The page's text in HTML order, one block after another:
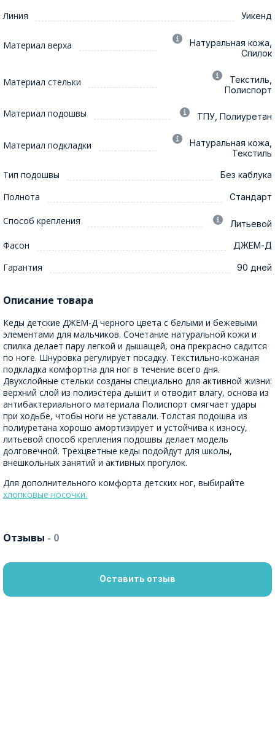
Линия Уикенд
Материал верха
Натуральная кожа,
Спилок
Материал стельки
Текстиль,
Полиспорт
Материал подошвы ТПУ, Полиуретан
Материал подкладки
Натуральная кожа,
Текстиль
Тип подошвы Без каблука
Полнота Стандарт
Способ крепления Литьевой
Фасон ДЖЕМ-Д
Гарантия 90 дней
Описание товара
Кеды детские ДЖЕМ-Д черного цвета с белыми и бежевыми
элементами для мальчиков. Сочетание натуральной кожи и
спилка делает пару легкой и дышащей, она прекрасно садится
по ноге. Шнуровка регулирует посадку. Текстильно-кожаная
подкладка комфортна для ног в течение всего дня.
Двухслойные стельки созданы специально для активной жизни:
верхний слой из полиэстера дышит и отводит влагу, основа из
антибактериального материала Полиспорт смягчает удары
при ходьбе, чтобы ноги не уставали. Толстая подошва из
полиуретана хорошо амортизирует и устойчива к износу,
литьевой способ крепления подошвы делает модель
долговечной. Трехцветные кеды подойдут для школы,
внешкольных занятий и активных прогулок.
Для дополнительного комфорта детских ног, выбирайте
хлопковые носочки.
Отзывы - 0
Оставить отзыв